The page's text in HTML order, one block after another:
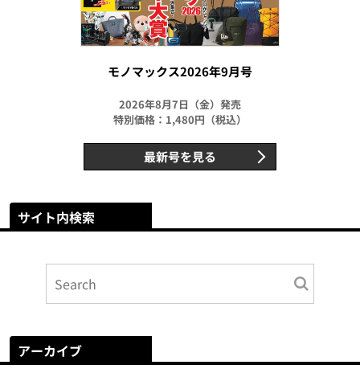
モノマックス2026年9月号
2026年8月7日（金）発売
特別価格：1,480円（税込）
最新号を見る
サイト内検索
アーカイブ